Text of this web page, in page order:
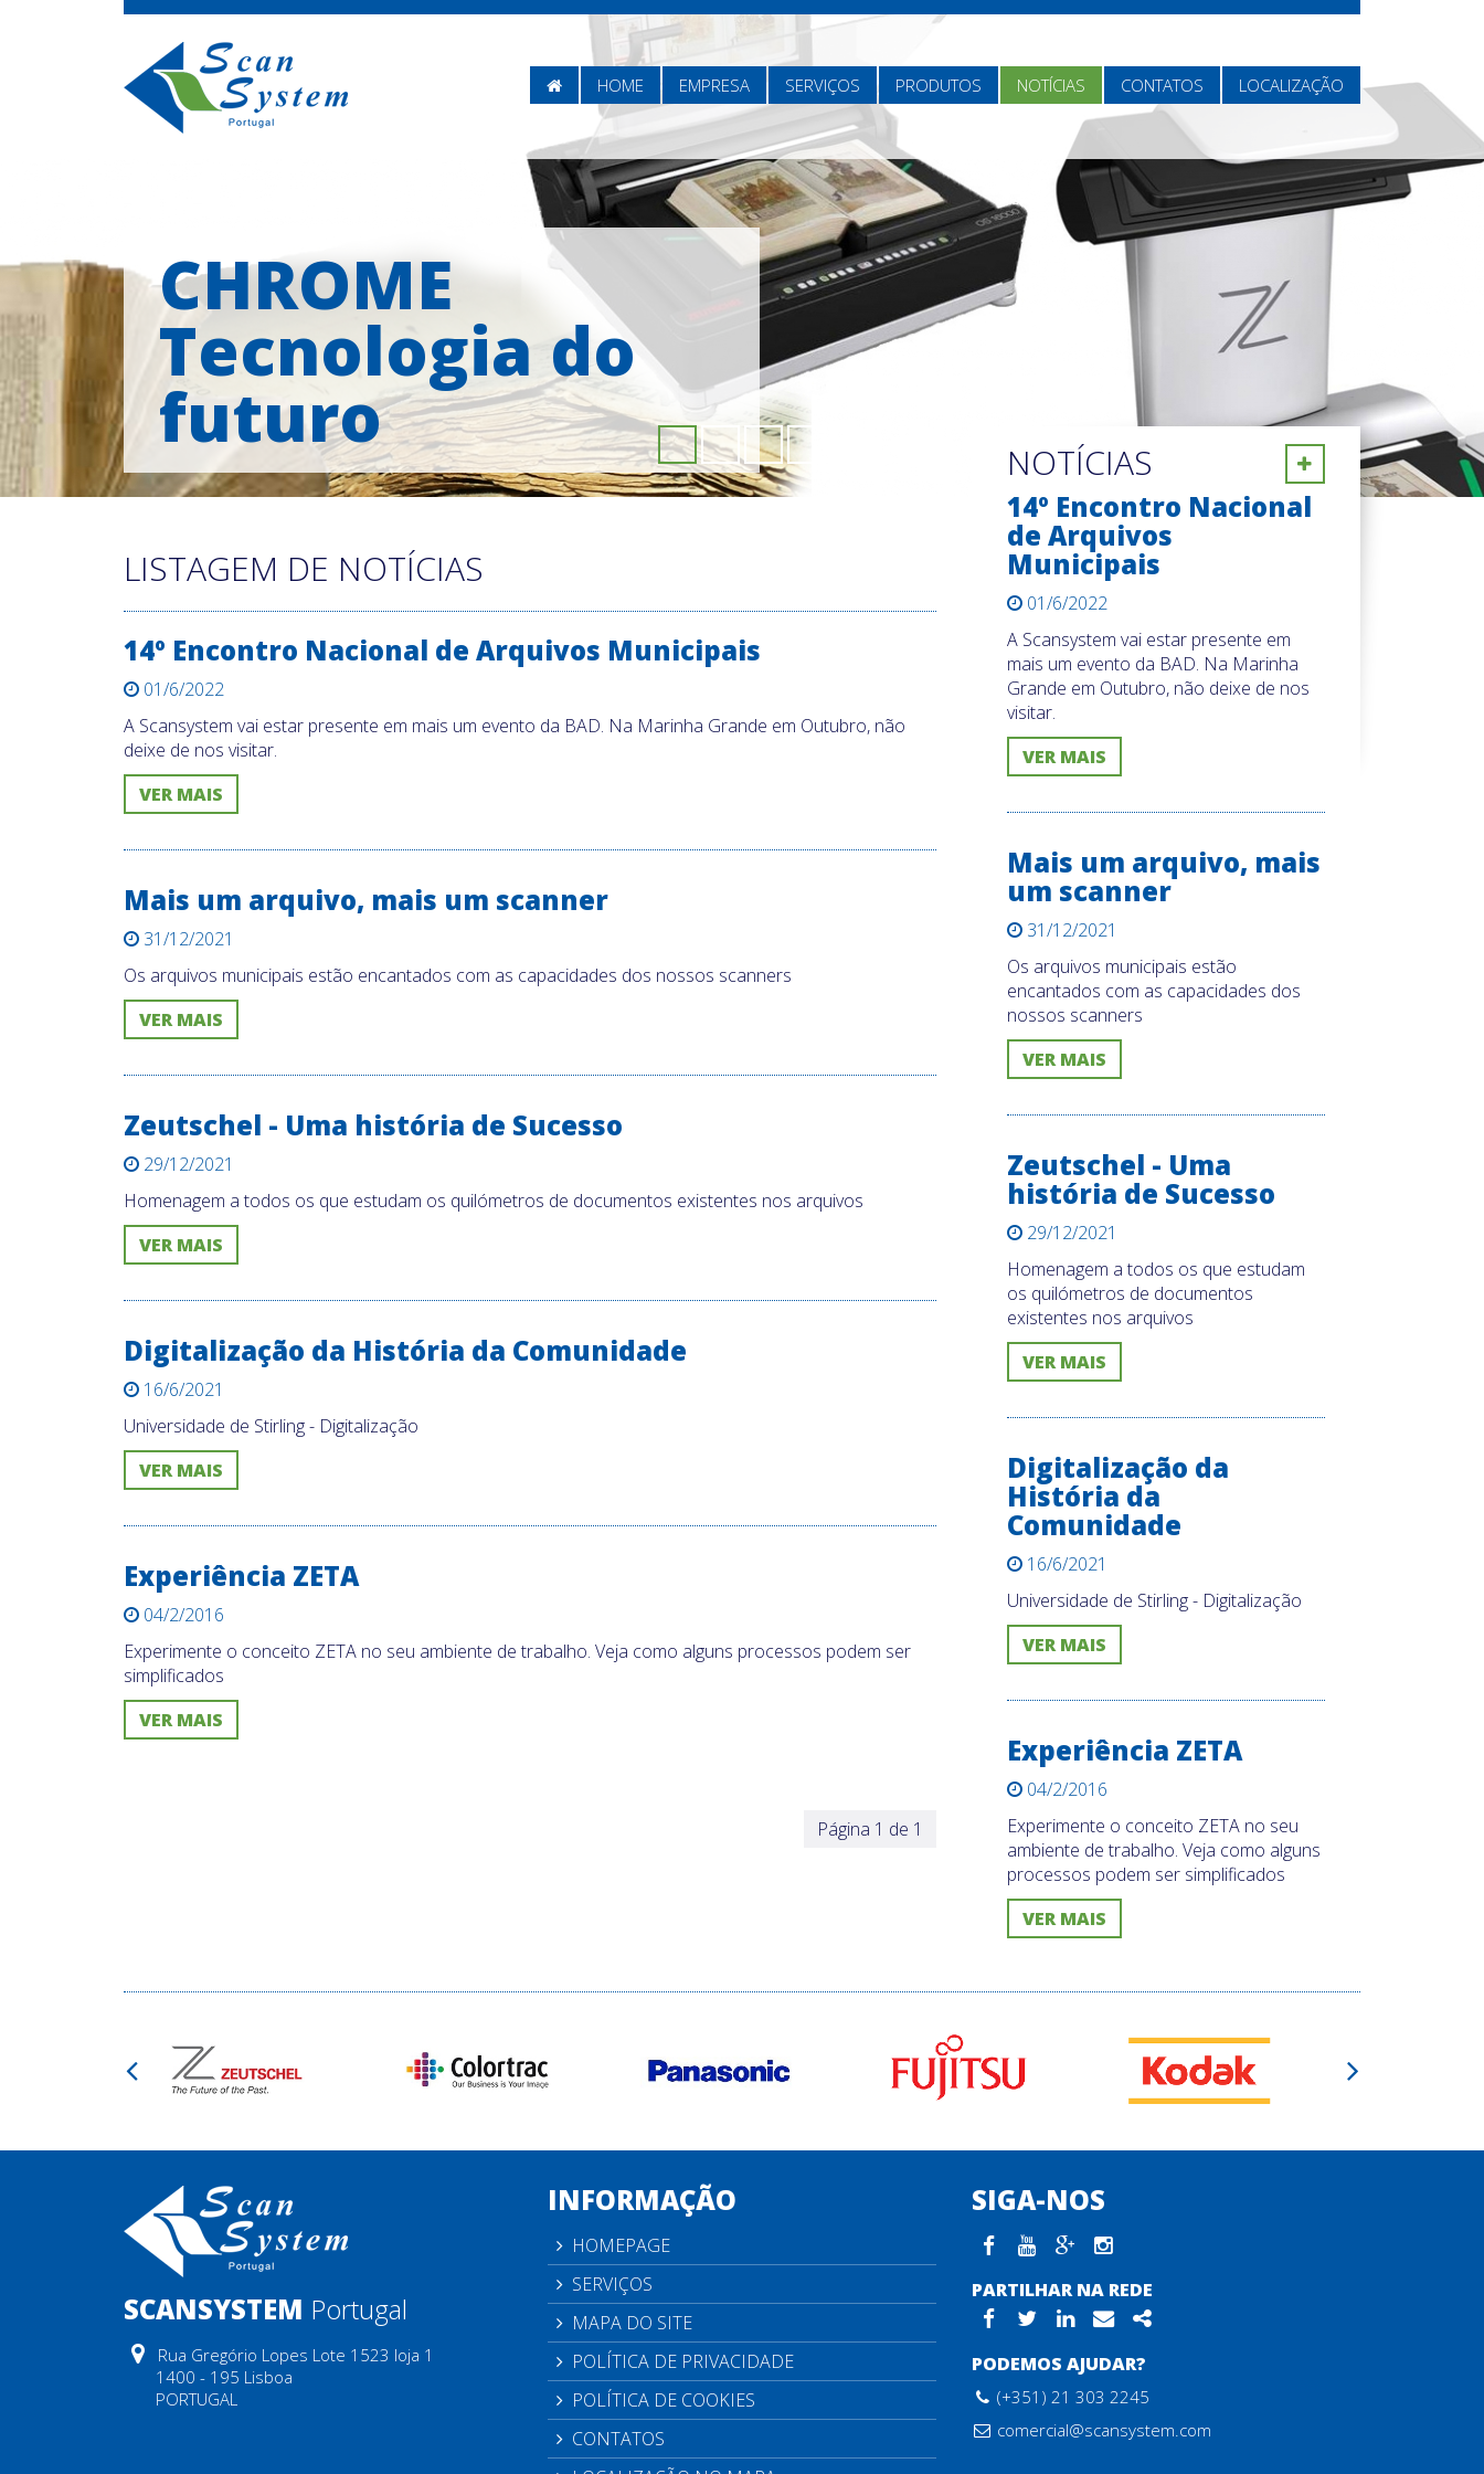
HOMEHOME EMPRESA SERVIÇOS PRODUTOS NOTÍCIAS CONTATOS LOCALIZAÇÃO
CHROME
Tecnologia do
futuro
LISTAGEM DE NOTÍCIAS
14º Encontro Nacional de Arquivos Municipais
01/6/2022
A Scansystem vai estar presente em mais um evento da BAD. Na Marinha Grande em Outubro, não
deixe de nos visitar.
VER MAIS
Mais um arquivo, mais um scanner
31/12/2021
Os arquivos municipais estão encantados com as capacidades dos nossos scanners
VER MAIS
Zeutschel - Uma história de Sucesso
29/12/2021
Homenagem a todos os que estudam os quilómetros de documentos existentes nos arquivos
VER MAIS
Digitalização da História da Comunidade
16/6/2021
Universidade de Stirling - Digitalização
VER MAIS
Experiência ZETA
04/2/2016
Experimente o conceito ZETA no seu ambiente de trabalho. Veja como alguns processos podem ser
simplificados
VER MAIS
Página 1 de 1
Ver mais
NOTÍCIAS
14º Encontro Nacional
de Arquivos
Municipais
01/6/2022
A Scansystem vai estar presente em
mais um evento da BAD. Na Marinha
Grande em Outubro, não deixe de nos
visitar.
VER MAIS
Mais um arquivo, mais
um scanner
31/12/2021
Os arquivos municipais estão
encantados com as capacidades dos
nossos scanners
VER MAIS
Zeutschel - Uma
história de Sucesso
29/12/2021
Homenagem a todos os que estudam
os quilómetros de documentos
existentes nos arquivos
VER MAIS
Digitalização da
História da
Comunidade
16/6/2021
Universidade de Stirling - Digitalização
VER MAIS
Experiência ZETA
04/2/2016
Experimente o conceito ZETA no seu
ambiente de trabalho. Veja como alguns
processos podem ser simplificados
VER MAIS
SCANSYSTEM Portugal
Rua Gregório Lopes Lote 1523 loja 1
1400 - 195 Lisboa
PORTUGAL
INFORMAÇÃO
HOMEPAGE
SERVIÇOS
MAPA DO SITE
POLÍTICA DE PRIVACIDADE
POLÍTICA DE COOKIES
CONTATOS
SIGA-NOS
Facebook
youtubegoogle plus
PARTILHAR NA REDE
Facebook
TwitterLinkedin
Email
PODEMOS AJUDAR?
(+351) 21 303 2245
comercial@scansystem.com